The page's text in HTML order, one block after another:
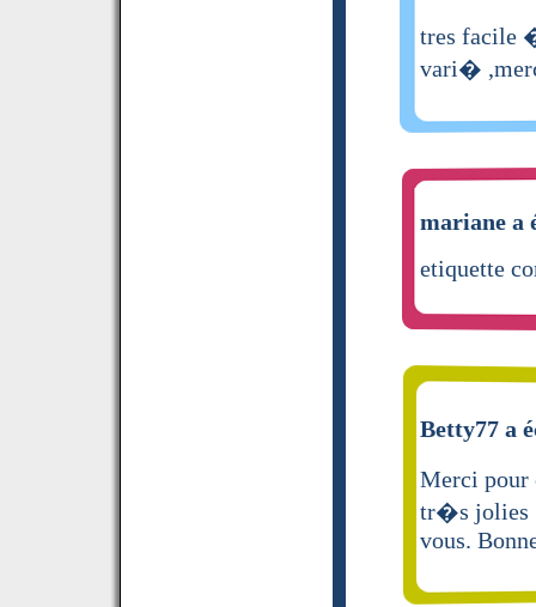
tres facile
vari�
mariane a
etiquette
Betty77 a
Merci pour
tr�s jolies
vous.